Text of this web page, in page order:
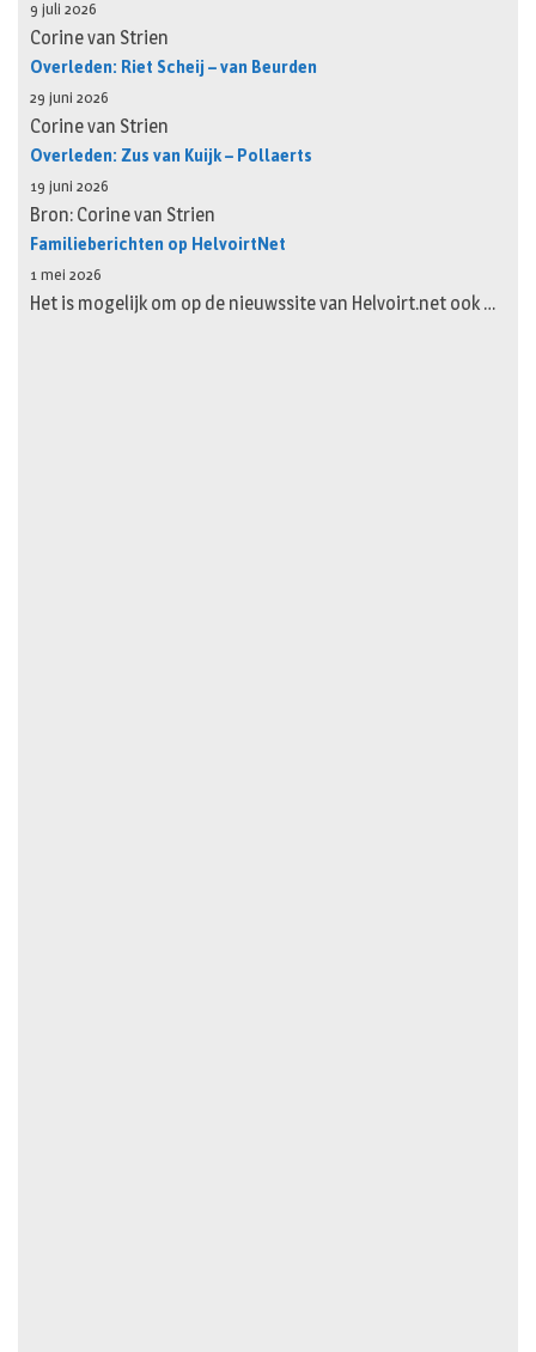
9 juli 2026
Corine van Strien
Overleden: Riet Scheij – van Beurden
29 juni 2026
Corine van Strien
Overleden: Zus van Kuijk – Pollaerts
19 juni 2026
Bron: Corine van Strien
Familieberichten op HelvoirtNet
1 mei 2026
Het is mogelijk om op de nieuwssite van Helvoirt.net ook …